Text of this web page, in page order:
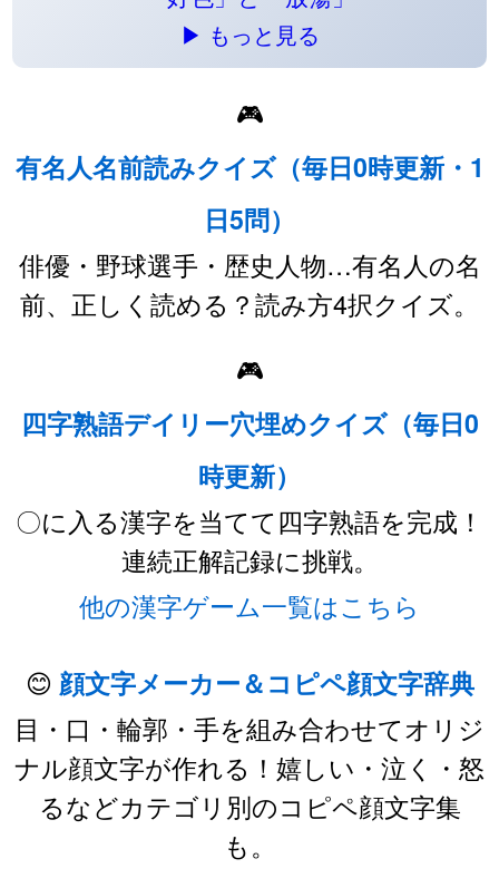
▶ もっと見る
🎮
有名人名前読みクイズ（毎日0時更新・1
日5問）
俳優・野球選手・歴史人物…有名人の名
前、正しく読める？読み方4択クイズ。
🎮
四字熟語デイリー穴埋めクイズ（毎日0
時更新）
〇に入る漢字を当てて四字熟語を完成！
連続正解記録に挑戦。
他の漢字ゲーム一覧はこちら
😊 顔文字メーカー＆コピペ顔文字辞典
目・口・輪郭・手を組み合わせてオリジ
ナル顔文字が作れる！嬉しい・泣く・怒
るなどカテゴリ別のコピペ顔文字集
も。